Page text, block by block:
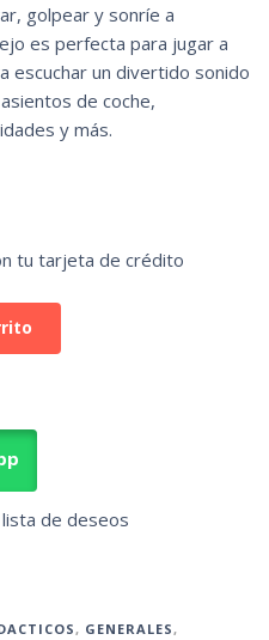
golpear y sonríe a
es perfecta para jugar a
escuchar un divertido sonido
de coche,
y más.
tu tarjeta de crédito
lista de deseos
, GENERALES,